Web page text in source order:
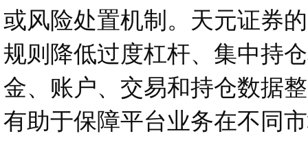
或风险处置机制。天元证券
规则降低过度杠杆、集中持
金、账户、交易和持仓数据
有助于保障平台业务在不同